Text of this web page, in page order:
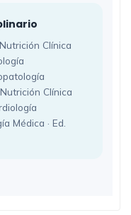
Clínica
Clínica
Médica · Ed.